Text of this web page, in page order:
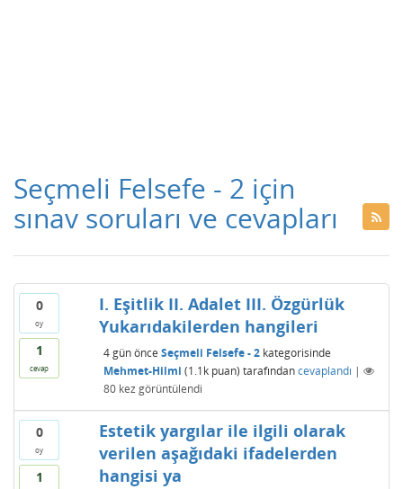
Seçmeli Felsefe - 2 için
sınav soruları ve cevapları
0
oy
1
cevap
I. Eşitlik II. Adalet III. Özgürlük
Yukarıdakilerden hangileri
4 günönce Seçmeli Felsefe - 2kategorisinde
Mehmet-Hilmi (1.1kpuan) tarafından cevaplandı |
80kez görüntülendi
0
oy
1
Estetik yargılar ile ilgili olarak
verilen aşağıdaki ifadelerden
hangisi ya